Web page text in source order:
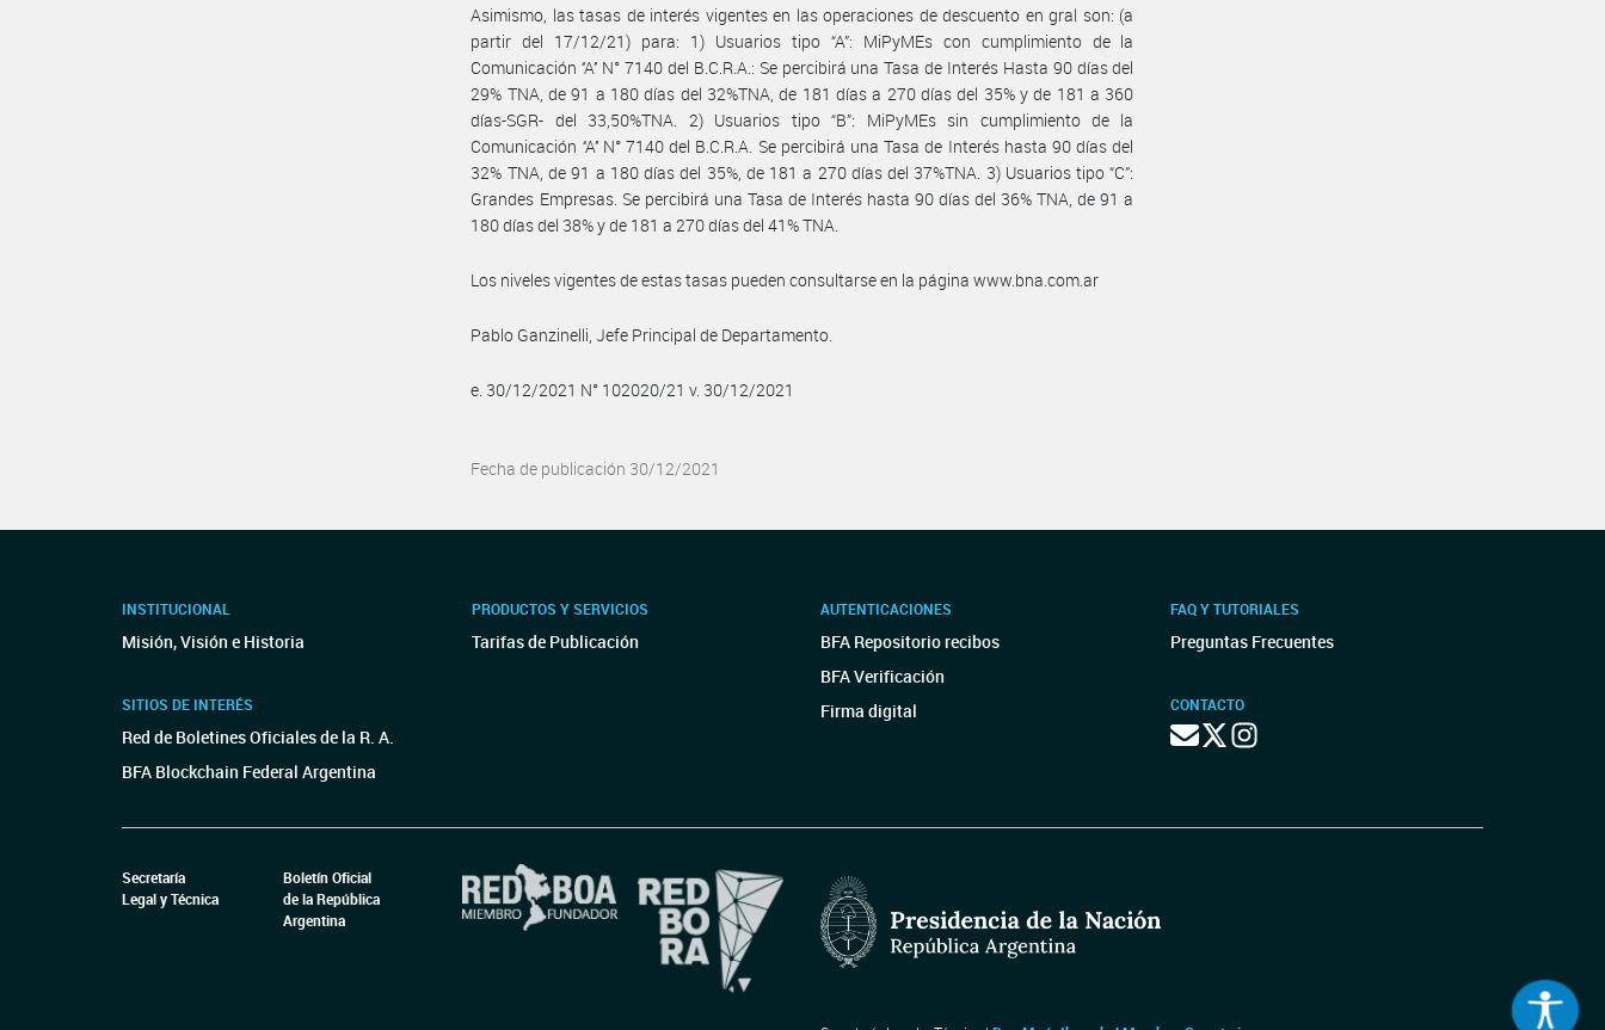
Asimismo, las tasas de interés vigentes en las operaciones de descuento en gral son: (a
partir del 17/12/21) para: 1) Usuarios tipo “A”: MiPyMEs con cumplimiento de la
Comunicación ‘‘A’’ N° 7140 del B.C.R.A.: Se percibirá una Tasa de Interés Hasta 90 días del
29% TNA, de 91 a 180 días del 32%TNA, de 181 días a 270 días del 35% y de 181 a 360
días-SGR- del 33,50%TNA. 2) Usuarios tipo “B”: MiPyMEs sin cumplimiento de la
Comunicación ‘‘A’’ N° 7140 del B.C.R.A. Se percibirá una Tasa de Interés hasta 90 días del
32% TNA, de 91 a 180 días del 35%, de 181 a 270 días del 37%TNA. 3) Usuarios tipo “C”:
Grandes Empresas. Se percibirá una Tasa de Interés hasta 90 días del 36% TNA, de 91 a
180 días del 38% y de 181 a 270 días del 41% TNA.
Los niveles vigentes de estas tasas pueden consultarse en la página www.bna.com.ar
Pablo Ganzinelli, Jefe Principal de Departamento.
e. 30/12/2021 N° 102020/21 v. 30/12/2021
Fecha de publicación 30/12/2021
INSTITUCIONAL
Misión, Visión e Historia
SITIOS DE INTERÉS
Red de Boletines Oficiales de la R. A.
BFA Blockchain Federal Argentina
PRODUCTOS Y SERVICIOS
Tarifas de Publicación
AUTENTICACIONES
BFA Repositorio recibos
BFA Verificación
Firma digital
FAQ Y TUTORIALES
Preguntas Frecuentes
CONTACTO
Secretaría
Legal y Técnica
Boletín Oficial
de la República
Argentina